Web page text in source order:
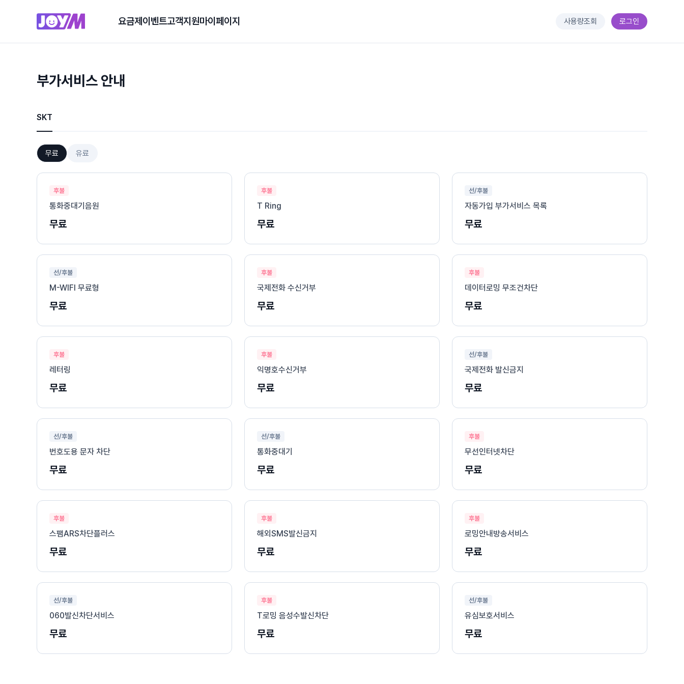
요금제 이벤트고객지원마이페이지 사용량조회 로그인
부가서비스 안내
SKT
무료 유료
후불
통화중대기음원
무료
후불
T Ring
무료
선/후불
자동가입 부가서비스 목록
무료
선/후불
M-WIFI 무료형
무료
후불
국제전화 수신거부
무료
후불
데이터로밍 무조건차단
무료
후불
레터링
무료
후불
익명호수신거부
무료
선/후불
국제전화 발신금지
무료
선/후불
번호도용 문자 차단
무료
선/후불
통화중대기
무료
후불
무선인터넷차단
무료
후불
스팸ARS차단플러스
무료
후불
해외SMS발신금지
무료
후불
로밍안내방송서비스
무료
선/후불
060발신차단서비스
무료
후불
T로밍 음성수발신차단
무료
선/후불
유심보호서비스
무료